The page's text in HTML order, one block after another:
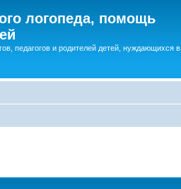
логопеда, помощь
педагогов и родителей детей, нуждающихся в